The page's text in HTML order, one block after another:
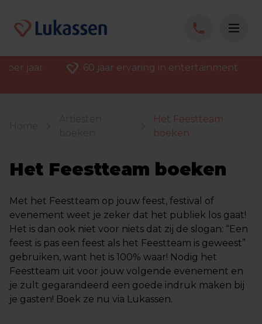
per jaar 60 jaar ervaring in entertainment
Het Feestteam
boeken
Het Feestteam boeken
Met het Feestteam op jouw feest, festival of
evenement weet je zeker dat het publiek los gaat!
Het is dan ook niet voor niets dat zij de slogan: “Een
feest is pas een feest als het Feestteam is geweest”
gebruiken, want het is 100% waar! Nodig het
Feestteam uit voor jouw volgende evenement en
je zult gegarandeerd een goede indruk maken bij
je gasten! Boek ze nu via Lukassen.